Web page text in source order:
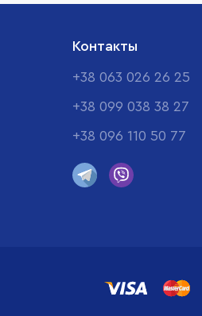
Контакты
+38 063 026 26 25
+38 099 038 38 27
+38 096 110 50 77